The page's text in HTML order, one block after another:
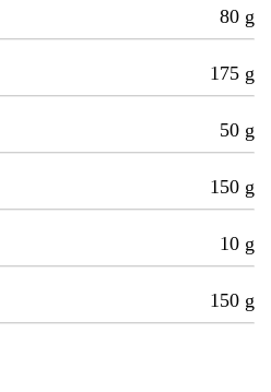
80 g
175 g
50 g
150 g
10 g
150 g